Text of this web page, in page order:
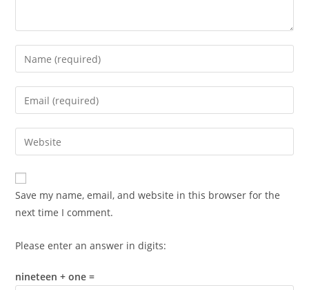
Enter
your
name
comment
Enter
your
email
address
comment
Enter
your
website
URL
(optional)
Save my name, email, and website in this browser for the
next time I comment.
Please enter an answer in digits:
nineteen + one =